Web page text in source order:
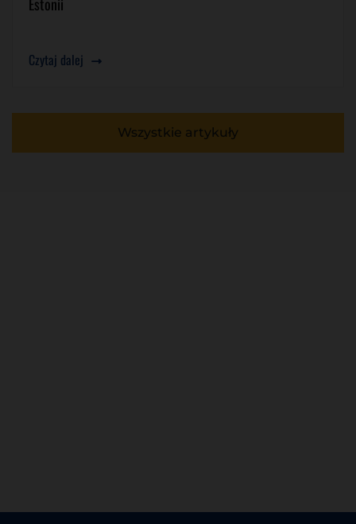
Estonii
Czytaj dalej
Wszystkie artykuły